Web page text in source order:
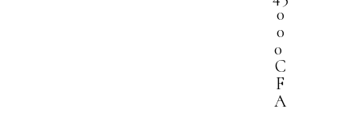
0
0
0
C
F
A